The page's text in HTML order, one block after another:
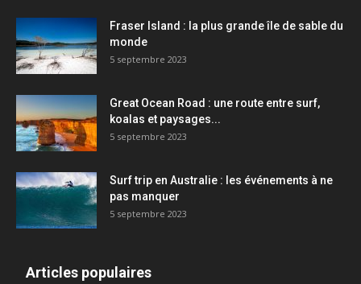
Fraser Island : la plus grande île de sable du
monde
5 septembre 2023
Great Ocean Road : une route entre surf,
koalas et paysages...
5 septembre 2023
Surf trip en Australie : les événements à ne
pas manquer
5 septembre 2023
Articles populaires